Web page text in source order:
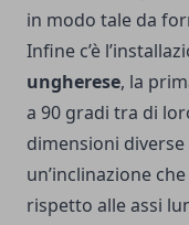
in modo tale da
Infine c’è
ungherese, la
a 90 gradi tra di
dimensioni
un’inclinazione
rispetto alle assi